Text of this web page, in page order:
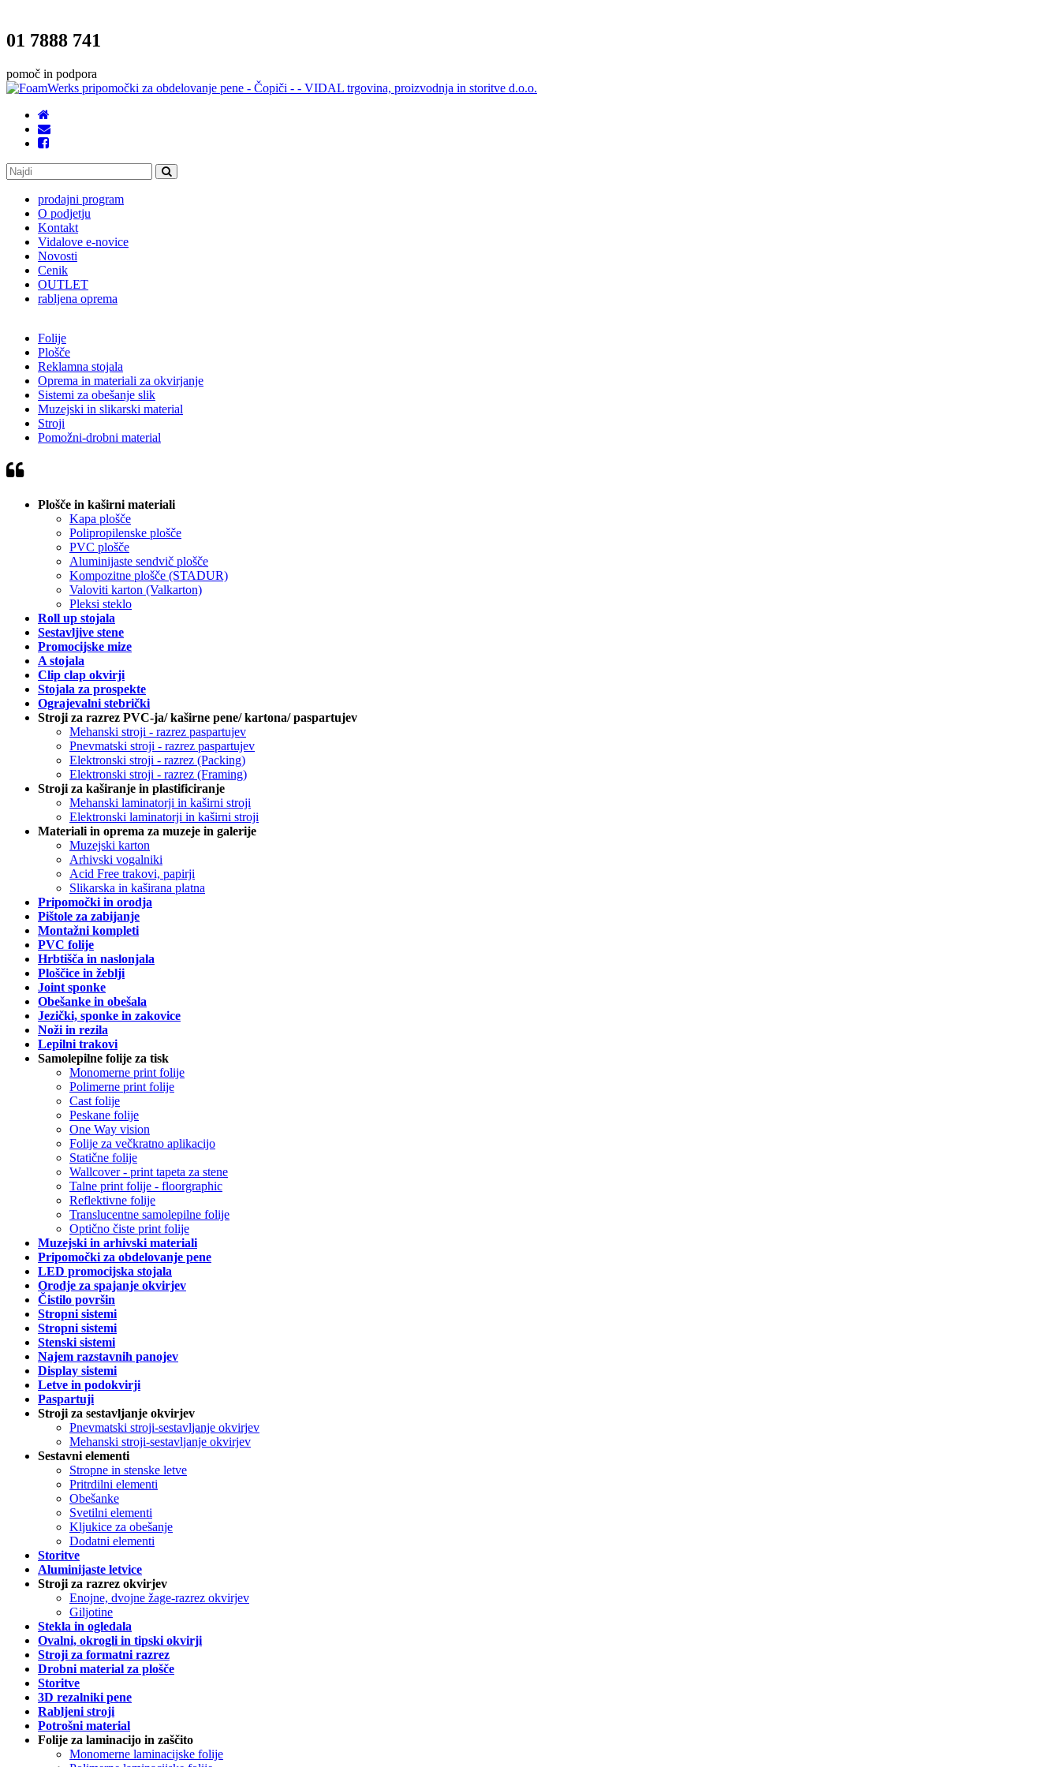
01 7888 741
pomoč in podpora
prodajni program
O podjetju
Kontakt
Vidalove e-novice
Novosti
Cenik
OUTLET
rabljena oprema
Folije
Plošče
Reklamna stojala
Oprema in materiali za okvirjanje
Sistemi za obešanje slik
Muzejski in slikarski material
Stroji
Pomožni-drobni material
Plošče in kaširni materiali
Kapa plošče
Polipropilenske plošče
PVC plošče
Aluminijaste sendvič plošče
Kompozitne plošče (STADUR)
Valoviti karton (Valkarton)
Pleksi steklo
Roll up stojala
Sestavljive stene
Promocijske mize
A stojala
Clip clap okvirji
Stojala za prospekte
Ograjevalni stebrički
Stroji za razrez PVC-ja/ kaširne pene/ kartona/ paspartujev
Mehanski stroji - razrez paspartujev
Pnevmatski stroji - razrez paspartujev
Elektronski stroji - razrez (Packing)
Elektronski stroji - razrez (Framing)
Stroji za kaširanje in plastificiranje
Mehanski laminatorji in kaširni stroji
Elektronski laminatorji in kaširni stroji
Materiali in oprema za muzeje in galerije
Muzejski karton
Arhivski vogalniki
Acid Free trakovi, papirji
Slikarska in kaširana platna
Pripomočki in orodja
Pištole za zabijanje
Montažni kompleti
PVC folije
Hrbtišča in naslonjala
Ploščice in žeblji
Joint sponke
Obešanke in obešala
Jezički, sponke in zakovice
Noži in rezila
Lepilni trakovi
Samolepilne folije za tisk
Monomerne print folije
Polimerne print folije
Cast folije
Peskane folije
One Way vision
Folije za večkratno aplikacijo
Statične folije
Wallcover - print tapeta za stene
Talne print folije - floorgraphic
Reflektivne folije
Translucentne samolepilne folije
Optično čiste print folije
Muzejski in arhivski materiali
Pripomočki za obdelovanje pene
LED promocijska stojala
Orodje za spajanje okvirjev
Čistilo površin
Stropni sistemi
Stropni sistemi
Stenski sistemi
Najem razstavnih panojev
Display sistemi
Letve in podokvirji
Paspartuji
Stroji za sestavljanje okvirjev
Pnevmatski stroji-sestavljanje okvirjev
Mehanski stroji-sestavljanje okvirjev
Sestavni elementi
Stropne in stenske letve
Pritrdilni elementi
Obešanke
Svetilni elementi
Kljukice za obešanje
Dodatni elementi
Storitve
Aluminijaste letvice
Stroji za razrez okvirjev
Enojne, dvojne žage-razrez okvirjev
Giljotine
Stekla in ogledala
Ovalni, okrogli in tipski okvirji
Stroji za formatni razrez
Drobni material za plošče
Storitve
3D rezalniki pene
Rabljeni stroji
Potrošni material
Folije za laminacijo in zaščito
Monomerne laminacijske folije